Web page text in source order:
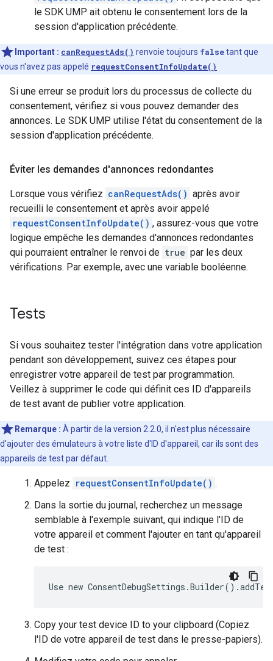
le SDK UMP ait obtenu le consentement lors de la
session d'application précédente.
Important : canRequestAds() renvoie toujours falsetant que
vous n'avez pas appelé requestConsentInfoUpdate()
Si une erreur se produit lors du processus de collecte du
consentement, vérifiez si vous pouvez demander des
annonces. Le SDK UMP utilise l'état du consentement de la
session d'application précédente.
Éviter les demandes d'annonces redondantes
Lorsque vous vérifiez canRequestAds() après avoir
recueilli le consentement et après avoir appelé
requestConsentInfoUpdate() , assurez-vous que votre
logique empêche les demandes d'annonces redondantes
qui pourraient entraîner le renvoi de true par les deux
vérifications. Par exemple, avec une variable booléenne.
Tests
Si vous souhaitez tester l'intégration dans votre application
pendant son développement, suivez ces étapes pour
enregistrer votre appareil de test par programmation.
Veillez à supprimer le code qui définit ces ID d'appareils
de test avant de publier votre application.
Remarque : À partir de la version 2.2.0, il n'est plus nécessaire
d'ajouter des émulateurs à votre liste d'ID d'appareil, car ils sont des
appareils de test par défaut.
Appelez requestConsentInfoUpdate() .
Dans la sortie du journal, recherchez un message
semblable à l'exemple suivant, qui indique l'ID de
votre appareil et comment l'ajouter en tant qu'appareil
de test :
Copy your test device ID to your clipboard (Copiez
l'ID de votre appareil de test dans le presse-papiers).